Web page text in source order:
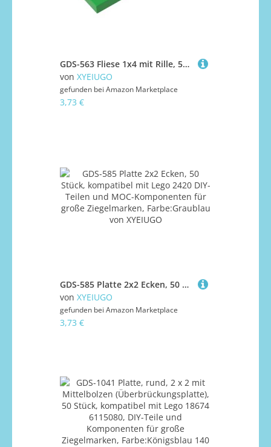
GDS-563 Fliese 1x4 mit Rille, 50 Stück, kompatibel mit Lego 2431 35371, DIY-Teilen und MOC-Komponenten für große Ziegelmarken, Farbe:Apfelgrün 37
von XYEIUGO
gefunden bei Amazon Marketplace
3,73 €
GDS-585 Platte 2x2 Ecken, 50 Stück, kompatibel mit Lego 2420 DIY-Teilen und MOC-Komponenten für große Ziegelmarken, Farbe:Graublau
von XYEIUGO
gefunden bei Amazon Marketplace
3,73 €